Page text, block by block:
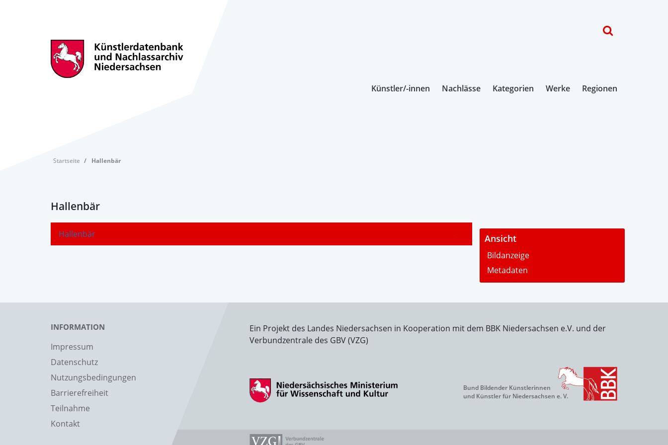
Künstler/-innen Nachlässe Kategorien Werke Regionen
Startseite Hallenbär
Hallenbär
Hallenbär - Ansicht
Bildanzeige
Metadaten
INFORMATION
Impressum
Datenschutz
Nutzungsbedingungen
Barrierefreiheit
Teilnahme
Kontakt
Ein Projekt des Landes Niedersachsen in Kooperation mit dem BBK Niedersachsen e.V. und der
Verbundzentrale des GBV (VZG)
Bund Bildender Künstlerinnen
und Künstler für Niedersachsen e. V.